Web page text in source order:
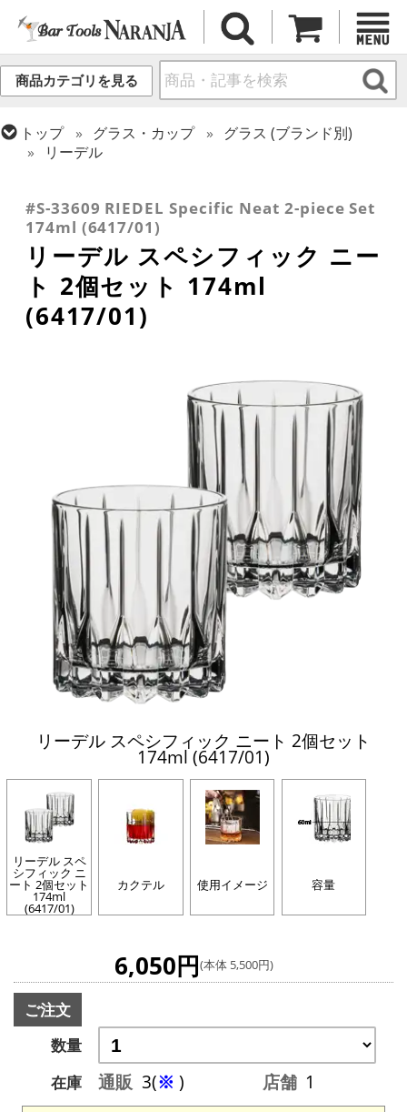
商品カテゴリを見る
トップ グラス・カップ
グラス (ブランド別)
リーデル
ロックグラス
#S-33609 RIEDEL Specific Neat 2-piece Set
174ml (6417/01)
リーデル スペシフィック ニー
ト 2個セット 174ml
(6417/01)
リーデル スペシフィック ニート 2個セット
174ml (6417/01)
リーデル スペ
シフィック ニ
ート 2個セット
174ml
(6417/01)
カクテル 使用イメージ 容量
6,050円(本体 5,500円)
ご注文
数量
在庫
通販 3(※ ) 店舗 1